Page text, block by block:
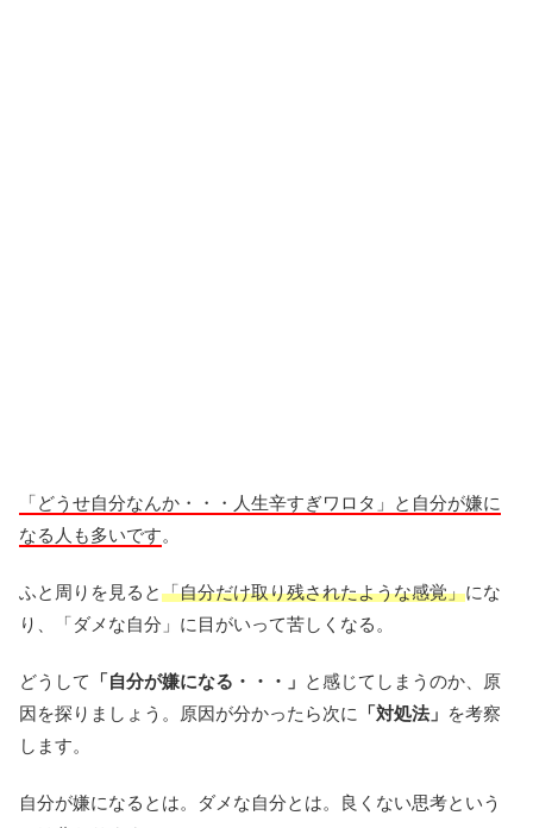
「どうせ自分なんか・・・人生辛すぎワロタ」と自分が嫌に
なる人も多いです。
ふと周りを見ると「自分だけ取り残されたような感覚」にな
り、「ダメな自分」に目がいって苦しくなる。
どうして 「自分が嫌になる・・・」 と感じてしまうのか、原
因を探りましょう。原因が分かったら次に
「対処法」 を考察
します。
自分が嫌になるとは。ダメな自分とは。良くない思考という